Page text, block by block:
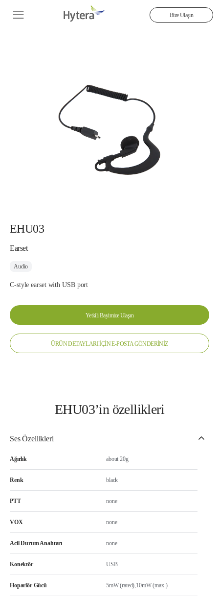
Bize Ulaşın
EHU03
Earset
Audio
C-style earset with USB port
Yetkili Bayimize Ulaşın
ÜRÜN DETAYLARI İÇİN E-POSTA GÖNDERİNİZ
EHU03’in özellikleri
Ses Özellikleri
Ağırlık about 20g
Renk black
PTT none
VOX none
Acil Durum Anahtarı none
Konektör USB
Hoparlör Gücü 5mW (rated),10mW (max.)